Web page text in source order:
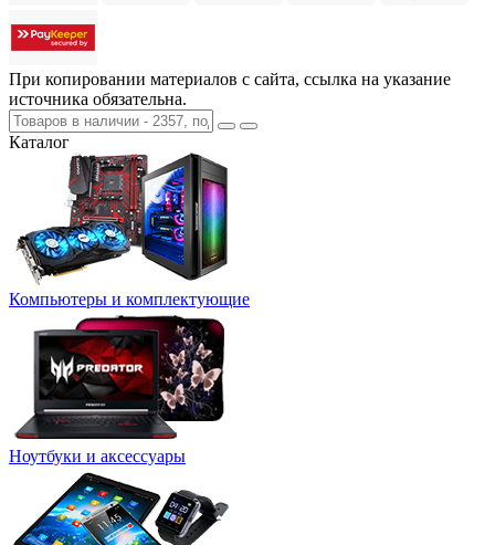
При копировании материалов с сайта, ссылка на указание
источника обязательна.
Каталог
Компьютеры и комплектующие
Ноутбуки и аксессуары